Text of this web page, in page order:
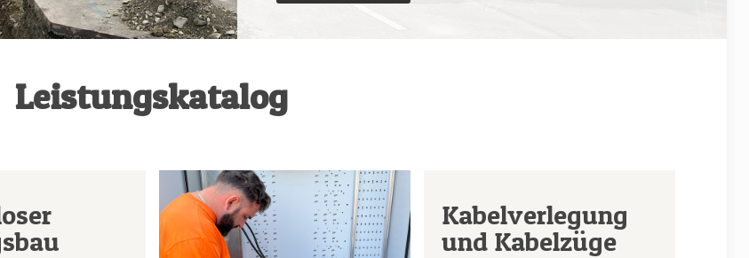
Leistungskatalog
Kabelverlegung
und Kabelzüge